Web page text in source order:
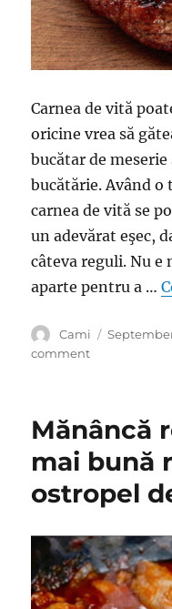
Carnea de vită
oricine vrea să
bucătar de
bucătărie. Având
carnea de vită se
un adevărat eşec,
câteva reguli. Nu e
aparte pentru a …
Author
Cami
Posted
September
commenton
de
pentru
a
prepara
mâncare
delicioasă:
sfaturile
specialistilor
Mănâncă
mai bună
ostropel